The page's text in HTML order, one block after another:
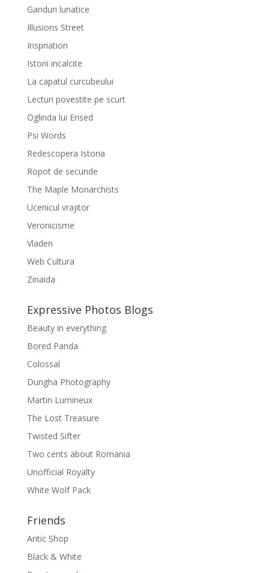
Ganduri lunatice
Illusions Street
Inspriation
Istorii incalcite
La capatul curcubeului
Lecturi povestite pe scurt
Oglinda lui Erised
Psi Words
Redescopera Istoria
Ropot de secunde
The Maple Monarchists
Ucenicul vrajitor
Veronicisme
Vladen
Web Cultura
Zinaida
Expressive Photos Blogs
Beauty in everything
Bored Panda
Colossal
Dungha Photography
Martin Lumineux
The Lost Treasure
Twisted Sifter
Two cents about Romania
Unofficial Royalty
White Wolf Pack
Friends
Antic Shop
Black & White